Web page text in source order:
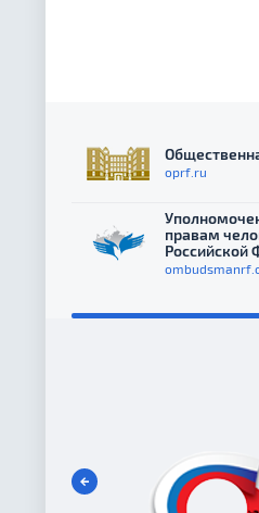
oprf.ru
правам
Российской